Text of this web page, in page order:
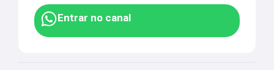
Entrar no canal